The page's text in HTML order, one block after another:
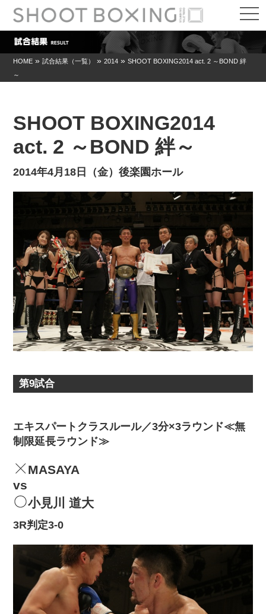
t
o
g
HOME »試合結果（一覧） »2014 »SHOOT BOXING2014 act. 2 ～BOND 絆
～
SHOOT BOXING2014
act. 2 ～BOND 絆～
2014年4月18日（金）後楽園ホール
第9試合
エキスパートクラスルール／3分×3ラウンド≪無
制限延長ラウンド≫
MASAYA
vs
小見川 道大
3R判定3-0